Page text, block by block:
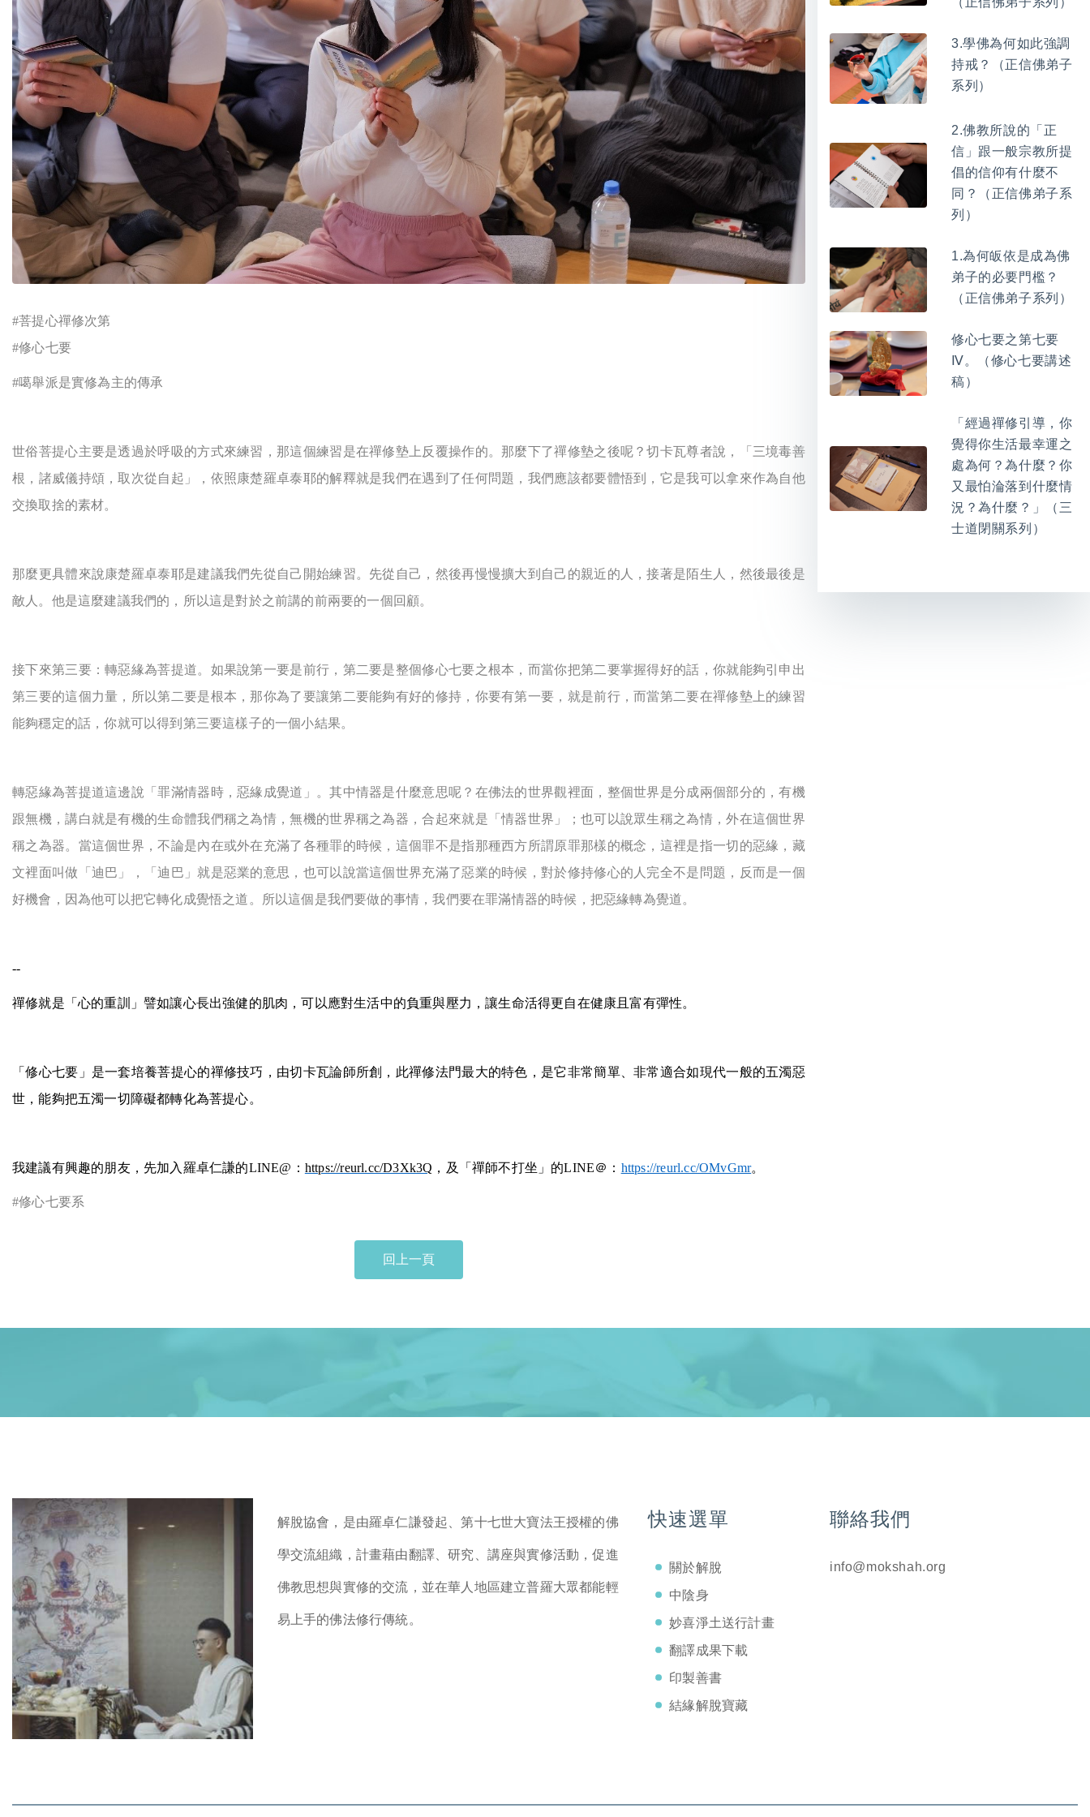
#菩提心禪修次第
#修心七要
#噶舉派是實修為主的傳承
世俗菩提心主要是透過於呼吸的方式來練習，那這個練習是在禪修墊上反覆操作的。那麼下了禪修墊之後呢？切卡瓦尊者說，「三境毒善
根，諸威儀持頌，取次從自起」，依照康楚羅卓泰耶的解釋就是我們在遇到了任何問題，我們應該都要體悟到，它是我可以拿來作為自他
交換取捨的素材。
那麼更具體來說康楚羅卓泰耶是建議我們先從自己開始練習。先從自己，然後再慢慢擴大到自己的親近的人，接著是陌生人，然後最後是
敵人。他是這麼建議我們的，所以這是對於之前講的前兩要的一個回顧。
接下來第三要：轉惡緣為菩提道。如果說第一要是前行，第二要是整個修心七要之根本，而當你把第二要掌握得好的話，你就能夠引申出
第三要的這個力量，所以第二要是根本，那你為了要讓第二要能夠有好的修持，你要有第一要，就是前行，而當第二要在禪修墊上的練習
能夠穩定的話，你就可以得到第三要這樣子的一個小結果。
轉惡緣為菩提道這邊說「罪滿情器時，惡緣成覺道」。其中情器是什麼意思呢？在佛法的世界觀裡面，整個世界是分成兩個部分的，有機
跟無機，講白就是有機的生命體我們稱之為情，無機的世界稱之為器，合起來就是「情器世界」；也可以說眾生稱之為情，外在這個世界
稱之為器。當這個世界，不論是內在或外在充滿了各種罪的時候，這個罪不是指那種西方所謂原罪那樣的概念，這裡是指一切的惡緣，藏
文裡面叫做「迪巴」，「迪巴」就是惡業的意思，也可以說當這個世界充滿了惡業的時候，對於修持修心的人完全不是問題，反而是一個
好機會，因為他可以把它轉化成覺悟之道。所以這個是我們要做的事情，我們要在罪滿情器的時候，把惡緣轉為覺道。
--
禪修就是「心的重訓」譬如讓心長出強健的肌肉，可以應對生活中的負重與壓力，讓生命活得更自在健康且富有彈性。
「修心七要」是一套培養菩提心的禪修技巧，由切卡瓦論師所創，此禪修法門最大的特色，是它非常簡單、非常適合如現代一般的五濁惡
世，能夠把五濁一切障礙都轉化為菩提心。
我建議有興趣的朋友，先加入羅卓仁謙的LINE@ ： https://reurl.cc/D3Xk3Q ，及「禪師不打坐」的LINE＠： https://reurl.cc/OMvGmr。
#修心七要系
回上一頁
3.學佛為何如此強調
持戒？（正信佛弟子
系列）
2.佛教所說的「正
信」跟一般宗教所提
倡的信仰有什麼不
同？（正信佛弟子系
列）
1.為何皈依是成為佛
弟子的必要門檻？
（正信佛弟子系列）
修心七要之第七要
Ⅳ。（修心七要講述
稿）
「經過禪修引導，你
覺得你生活最幸運之
處為何？為什麼？你
又最怕淪落到什麼情
況？為什麼？」（三
士道閉關系列）
解脫協會，是由羅卓仁謙發起、第十七世大寶法王授權的佛
學交流組織，計畫藉由翻譯、研究、講座與實修活動，促進
佛教思想與實修的交流，並在華人地區建立普羅大眾都能輕
易上手的佛法修行傳統。
快速選單
關於解脫
中陰身
妙喜淨土送行計畫
翻譯成果下載
印製善書
結緣解脫寶藏
聯絡我們
info@mokshah.org